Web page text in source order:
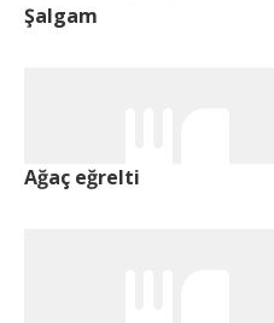
Şalgam
Ağaç eğrelti